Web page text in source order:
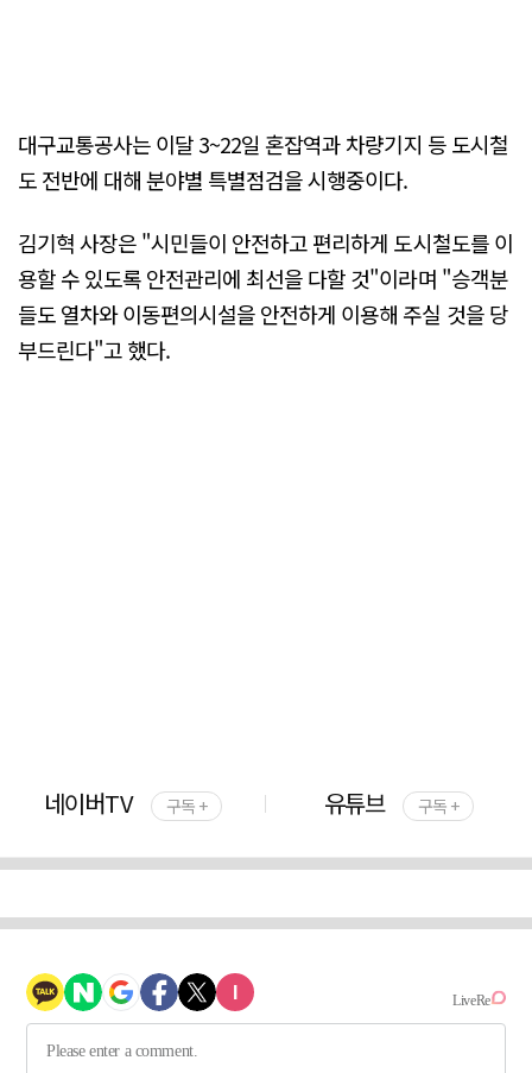
대구교통공사는 이달 3~22일 혼잡역과 차량기지 등 도시철
도 전반에 대해 분야별 특별점검을 시행중이다.
김기혁 사장은 "시민들이 안전하고 편리하게 도시철도를 이
용할 수 있도록 안전관리에 최선을 다할 것"이라며 "승객분
들도 열차와 이동편의시설을 안전하게 이용해 주실 것을 당
부드린다"고 했다.
네이버TV 구독 + 유튜브 구독 +